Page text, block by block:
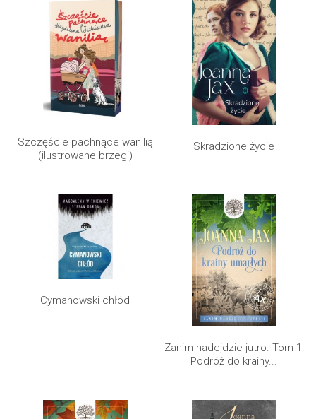
Szczęście pachnące wanilią
(ilustrowane brzegi)
Skradzione życie
Cymanowski chłód
Zanim nadejdzie jutro. Tom 1:
Podróż do krainy...